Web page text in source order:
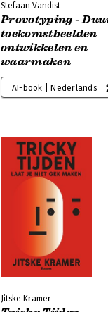
Stefaan Vandist
Provotyping -
toekomstbeelden
ontwikkelen en
waarmaken
AI-book | Nederlands
Jitske Kramer